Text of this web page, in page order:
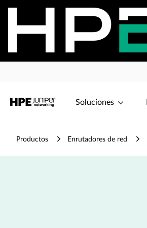
Soluciones
Productos Enrutadores de red